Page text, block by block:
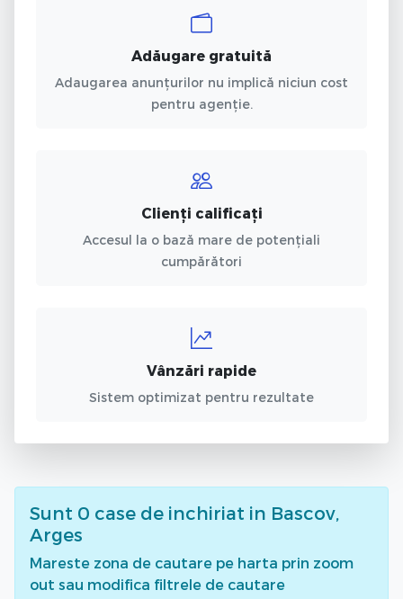
Adăugare gratuită
Adaugarea anunțurilor nu implică niciun cost
pentru agenție.
Clienți calificați
Accesul la o bază mare de potențiali
cumpărători
Vânzări rapide
Sistem optimizat pentru rezultate
Sunt 0 case de inchiriat in Bascov,
Arges
Mareste zona de cautare pe harta prin zoom
out sau modifica filtrele de cautare